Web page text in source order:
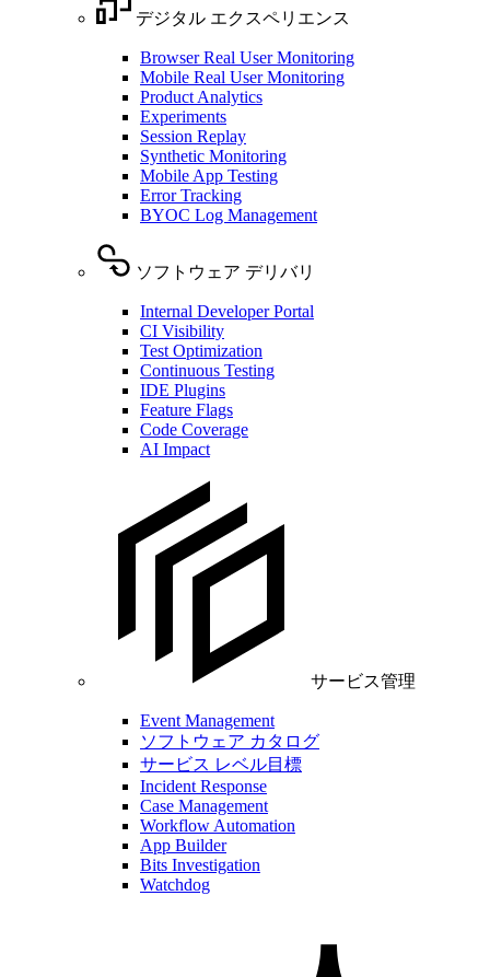
デジタル エクスペリエンス
Browser Real User Monitoring
Mobile Real User Monitoring
Product Analytics
Experiments
Session Replay
Synthetic Monitoring
Mobile App Testing
Error Tracking
BYOC Log Management
ソフトウェア デリバリ
Internal Developer Portal
CI Visibility
Test Optimization
Continuous Testing
IDE Plugins
Feature Flags
Code Coverage
AI Impact
サービス管理
Event Management
ソフトウェア カタログ
サービス レベル目標
Incident Response
Case Management
Workflow Automation
App Builder
Bits Investigation
Watchdog